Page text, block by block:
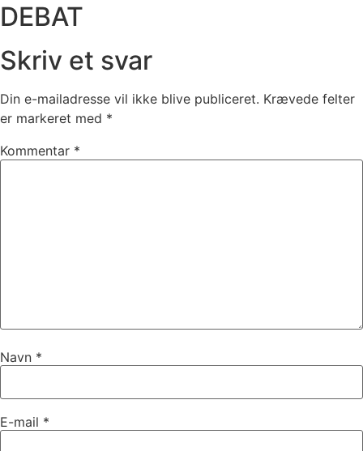
DEBAT
Skriv et svar
Din e-mailadresse vil ikke blive publiceret. Krævede felter
er markeret med *
Kommentar *
Navn *
E-mail *